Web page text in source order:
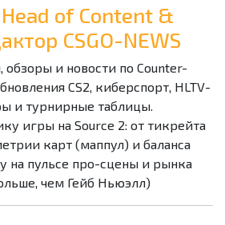
of Content &
CSGO-NEWS
обзоры и новости по Counter-
CS2, киберспорт, HLTV-
и турнирные таблицы.
игры на Source 2: от тикрейта
карт (маппул) и баланса
на пульсе про-сцены и рынка
чем Гейб Ньюэлл)